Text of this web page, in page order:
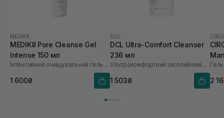
MEDIK8
MEDIK8 Pore Cleanse Gel
Intense 150 мл
Інтенсивний очищувальний гель з мигдалевою кислотою
1 600₴
DCL
DCL Ultra-Comfort Cleanser
236 мл
Ультракомфортний заспокійливий очисник для реактивної шкіри
1 503₴ 2